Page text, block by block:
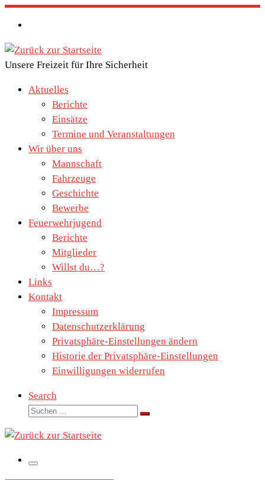
Zum
Inhalt
springen
Unsere Freizeit für Ihre Sicherheit
Aktuelles
Berichte
Einsätze
Termine und Veranstaltungen
Wir über uns
Mannschaft
Fahrzeuge
Geschichte
Bewerbe
Feuerwehrjugend
Berichte
Mitglieder
Willst du…?
Links
Kontakt
Impressum
Datenschutzerklärung
Privatsphäre-Einstellungen ändern
Historie der Privatsphäre-Einstellungen
Einwilligungen widerrufen
Search
Suche
Suchen …
Menü